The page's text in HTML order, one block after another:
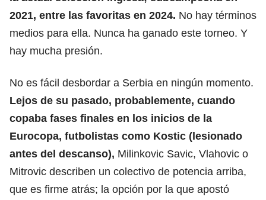
2021, entre las favoritas en 2024. No hay términos
medios para ella. Nunca ha ganado este torneo. Y
hay mucha presión.
No es fácil desbordar a Serbia en ningún momento.
Lejos de su pasado, probablemente, cuando
copaba fases finales en los inicios de la
Eurocopa, futbolistas como Kostic (lesionado
antes del descanso), Milinkovic Savic, Vlahovic o
Mitrovic describen un colectivo de potencia arriba,
que es firme atrás; la opción por la que apostó